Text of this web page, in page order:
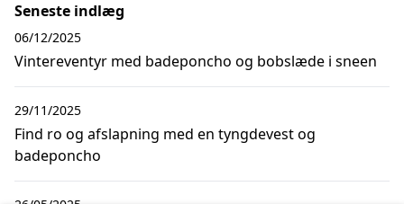
Seneste indlæg
Vintereventyr med badeponcho og bobslæde i sneen
06/12/2025
Find ro og afslapning med en tyngdevest og
badeponcho
29/11/2025